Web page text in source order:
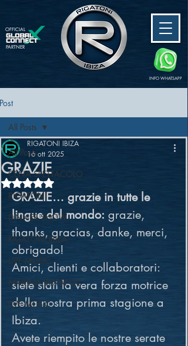
PARTNER
OFFICIAL
INFO WHATSAPP
Post
All Posts
CENA SPETTACOLO
RIGATONI
DINNER SHOW
RIGATONI IBIZA
LIVE MUSIC
MARINA BOTAFOC
LIVE MUSIC
All Posts
GRAZIE
RIGATONI IBIZA
16 ott 2025
Valutazione NaN stelle su 5.
GRAZIE… grazie in tutte le
lingue del mondo: grazie,
thanks, gracias, danke, merci,
obrigado!
Amici, clienti e collaboratori:
siete stati la vera forza motrice
della nostra prima stagione a
Ibiza.
Avete riempito le nostre serate